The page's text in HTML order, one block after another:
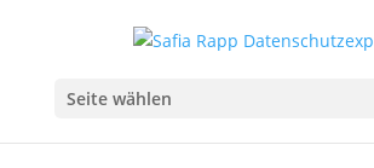
Seite wählen